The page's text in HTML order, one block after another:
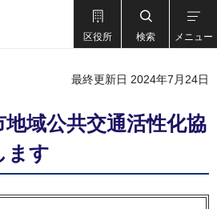
区役所 検索 メニュー
最終更新日 2024年7月24日
域公共交通活性化協
ます